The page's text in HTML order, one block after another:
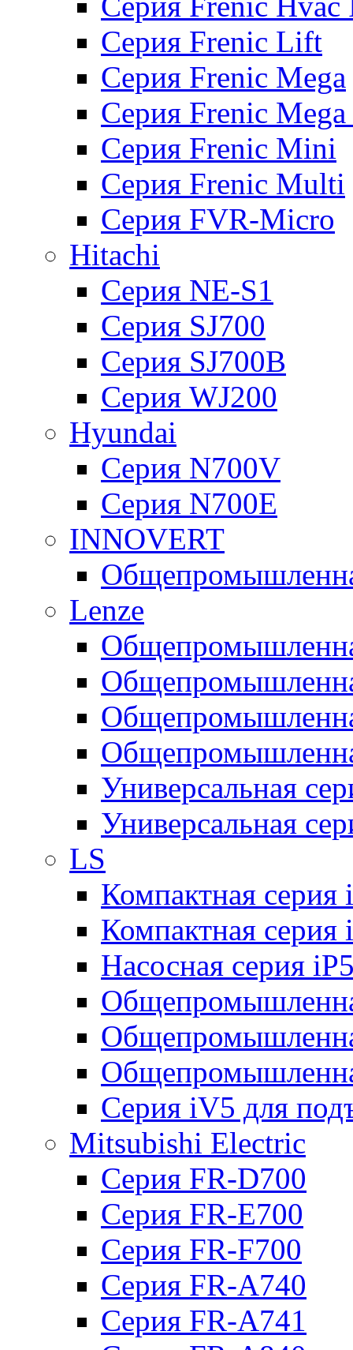
Серия Frenic Lift
Серия Frenic Mega
Серия Frenic Mega
Серия Frenic Mini
Серия Frenic Multi
Серия FVR-Micro
Hitachi
Серия NE-S1
Серия SJ700
Серия SJ700B
Серия WJ200
Hyundai
Серия N700V
Серия N700Е
INNOVERT
Lenze
Универсальная
Универсальная
LS
Компактная серия
Компактная серия
Насосная серия
Серия iV5 для
Mitsubishi Electric
Серия FR-D700
Серия FR-E700
Серия FR-F700
Серия FR-А740
Серия FR-А741